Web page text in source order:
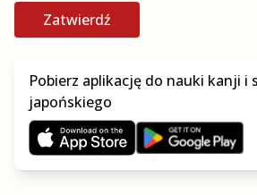
Zatwierdź
Pobierz aplikację do nauki kanji i
japońskiego